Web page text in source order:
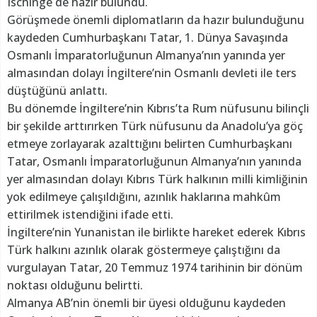
Görüşmede önemli diplomatların da hazır bulunduğunu
kaydeden Cumhurbaşkanı Tatar, 1. Dünya Savaşında
Osmanlı İmparatorluğunun Almanya’nın yanında yer
almasından dolayı İngiltere’nin Osmanlı devleti ile ters
düştüğünü anlattı.
Bu dönemde İngiltere’nin Kıbrıs’ta Rum nüfusunu bilinçli
bir şekilde arttırırken Türk nüfusunu da Anadolu’ya göç
etmeye zorlayarak azalttığını belirten Cumhurbaşkanı
Tatar, Osmanlı İmparatorluğunun Almanya’nın yanında
yer almasından dolayı Kıbrıs Türk halkının milli kimliğinin
yok edilmeye çalışıldığını, azınlık haklarına mahkûm
ettirilmek istendiğini ifade etti.
İngiltere’nin Yunanistan ile birlikte hareket ederek Kıbrıs
Türk halkını azınlık olarak göstermeye çalıştığını da
vurgulayan Tatar, 20 Temmuz 1974 tarihinin bir dönüm
noktası olduğunu belirtti.
Almanya AB’nin önemli bir üyesi olduğunu kaydeden